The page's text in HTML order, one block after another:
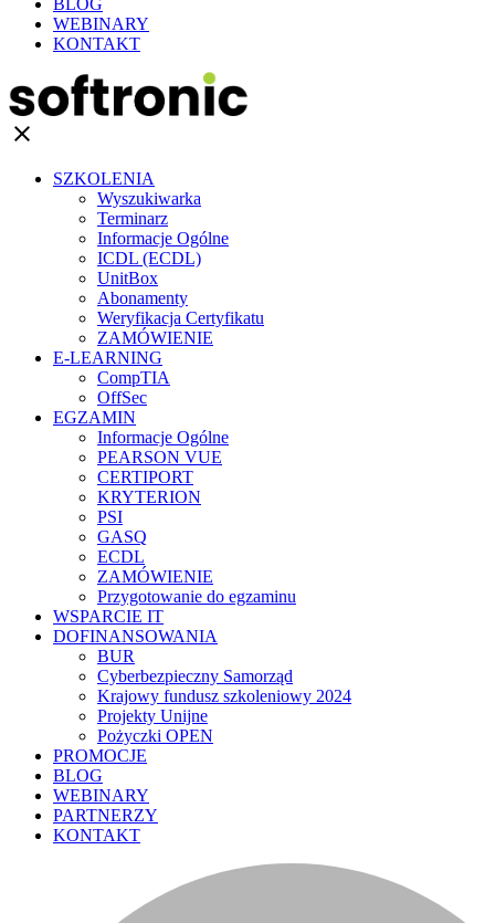
BLOG
WEBINARY
KONTAKT
clear
SZKOLENIA
Wyszukiwarka
Terminarz
Informacje Ogólne
ICDL (ECDL)
UnitBox
Abonamenty
Weryfikacja Certyfikatu
ZAMÓWIENIE
E-LEARNING
CompTIA
OffSec
EGZAMIN
Informacje Ogólne
PEARSON VUE
CERTIPORT
KRYTERION
PSI
GASQ
ECDL
ZAMÓWIENIE
Przygotowanie do egzaminu
WSPARCIE IT
DOFINANSOWANIA
BUR
Cyberbezpieczny Samorząd
Krajowy fundusz szkoleniowy 2024
Projekty Unijne
Pożyczki OPEN
PROMOCJE
BLOG
WEBINARY
PARTNERZY
KONTAKT